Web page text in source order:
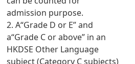
admission purpose.
2. A“Grade D or E” and
a“Grade C or above” in an
HKDSE Other Language
subject (Category C subjects)